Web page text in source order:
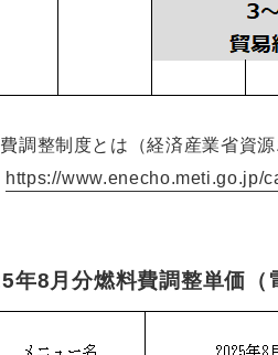
調整制度とは（経済産業省資
https://www.enecho.meti.go.jp/
年8月分燃料費調整単価（